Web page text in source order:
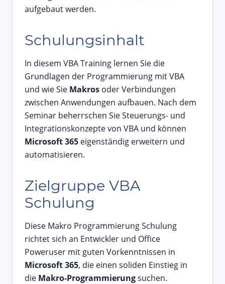
aufgebaut werden.
Schulungsinhalt
In diesem VBA Training lernen Sie die
Grundlagen der Programmierung mit VBA
und wie Sie Makros oder Verbindungen
zwischen Anwendungen aufbauen. Nach dem
Seminar beherrschen Sie Steuerungs- und
Integrationskonzepte von VBA und können
Microsoft 365 eigenständig erweitern und
automatisieren.
Zielgruppe VBA
Schulung
Diese Makro Programmierung Schulung
richtet sich an Entwickler und Office
Poweruser mit guten Vorkenntnissen in
Microsoft 365, die einen soliden Einstieg in
die Makro-Programmierungsuchen.